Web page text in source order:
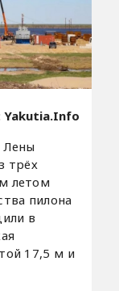
Yakutia.Info
Лены
трёх
летом
пилона
в
17,5 м и